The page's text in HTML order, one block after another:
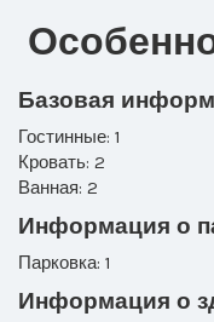
Базовая
Гостинные: 1
Кровать: 2
Ванная: 2
Информация о
Парковка: 1
Информация о